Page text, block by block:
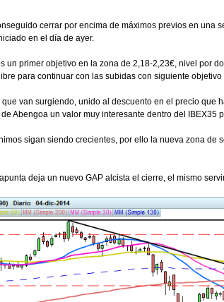
cerrar por encima de máximos previos en una
en el día de ayer.
un primer objetivo en la zona de 2,18-2,23€, nivel por
para continuar con las subidas con siguiente
van surgiendo, unido al descuento en el precio que
Abengoa un valor muy interesante dentro del IBEX35
sigan siendo crecientes, por ello la nueva zona de
deja un nuevo GAP alcista el cierre, el mismo